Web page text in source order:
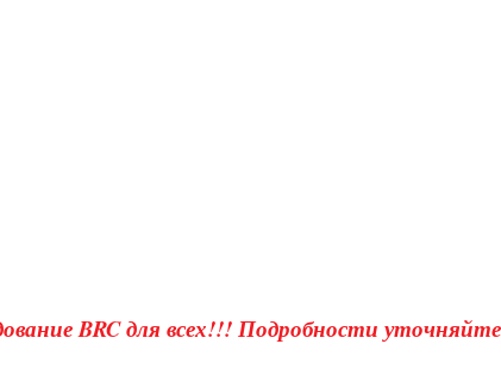
BRC для всех!!! Подробности